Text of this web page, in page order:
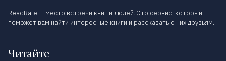
ReadRate — место встречи книг и людей. Это сервис, который
поможет вам найти интересные книги и рассказать о них друзьям.
Читайте